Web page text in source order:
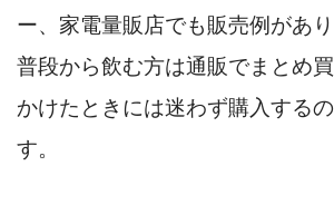
ー、家電量販店でも販売例があり
普段から飲む方は通販でまとめ
かけたときには迷わず購入する
す。